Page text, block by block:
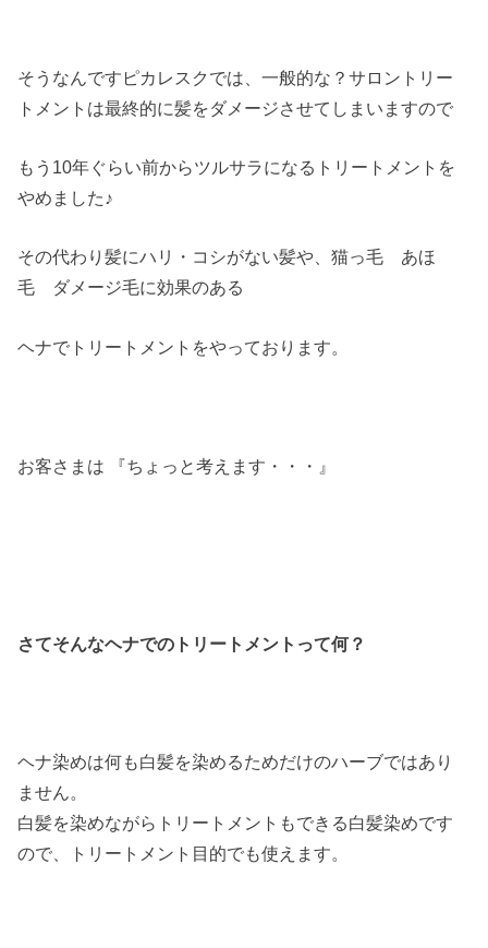
そうなんですピカレスクでは、一般的な？サロントリー
トメントは最終的に髪をダメージさせてしまいますので
もう10年ぐらい前からツルサラになるトリートメントを
やめました♪
その代わり髪にハリ・コシがない髪や、猫っ毛 あほ
毛 ダメージ毛に効果のある
ヘナでトリートメントをやっております。
お客さまは 『ちょっと考えます・・・』
さてそんなヘナでのトリートメントって何？
ヘナ染めは何も白髪を染めるためだけのハーブではあり
ません。
白髪を染めながらトリートメントもできる白髪染めです
ので、トリートメント目的でも使えます。